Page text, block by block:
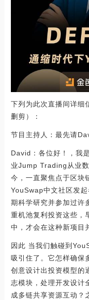
下列为此次直播间详细
删剪）：
节目主持人：最先请
David：各位好！，我
业Jump Trading从业
今，一直聚焦点于区块
YouSwap中文社区发
期科学研究并参加过许
重机池复利投资这些，
中，才会在这种新项目
因此 当我们触碰到
吸引住了。它怎样确保
创意设计出投资模型的
志模块，处理开发设计
成多链共享资源互动？